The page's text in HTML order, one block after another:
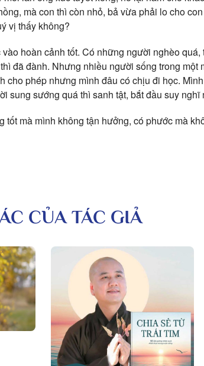
mà con thì còn nhỏ, bả vừa phải lo cho
vị thấy không?
hoàn cảnh tốt. Có những người nghèo
đã đành. Nhưng nhiều người sống trong một
cho phép nhưng mình đâu có chịu đi học.
sung sướng quá thì sanh tật, bắt đầu suy
tốt mà mình không tận hưởng, có phước mà
CỦA TÁC GIẢ